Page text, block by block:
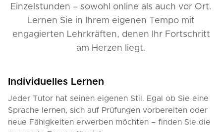
Einzelstunden – sowohl online als auch vor Ort.
Lernen Sie in Ihrem eigenen Tempo mit
engagierten Lehrkräften, denen Ihr Fortschritt
am Herzen liegt.
Individuelles Lernen
Jeder Tutor hat seinen eigenen Stil. Egal ob Sie eine
Sprache lernen, sich auf Prüfungen vorbereiten oder
neue Fähigkeiten erwerben möchten – finden Sie die